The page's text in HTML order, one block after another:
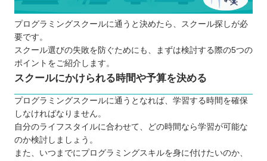
プログラミングスクールに通うと決めたら、スクール探しが必
要です。
スクール選びの失敗を防ぐためにも、まずは検討する際の5つの
ポイントをご紹介します。
スクールにかけられる時間や予算を決める
プログラミングスクールに通うとなれば、学習する時間を確保
しなければなりません。
自分のライフスタイルに合わせて、どの時間なら学習が可能な
のか検討しましょう。
また、いつまでにプログラミングスキルを身に付けたいのか、